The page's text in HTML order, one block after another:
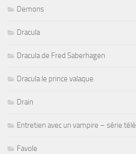
Demons
Dracula
Dracula de Fred Saberhagen
Dracula le prince valaque
Drain
Entretien avec un vampire – série télé
Favole